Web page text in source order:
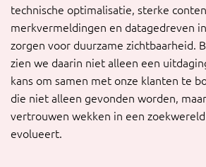
technische optimalisatie, sterke
merkvermeldingen en datagedreven
zorgen voor duurzame zichtbaarheid.
zien we daarin niet alleen een
kans om samen met onze klanten te
die niet alleen gevonden worden,
vertrouwen wekken in een
evolueert.